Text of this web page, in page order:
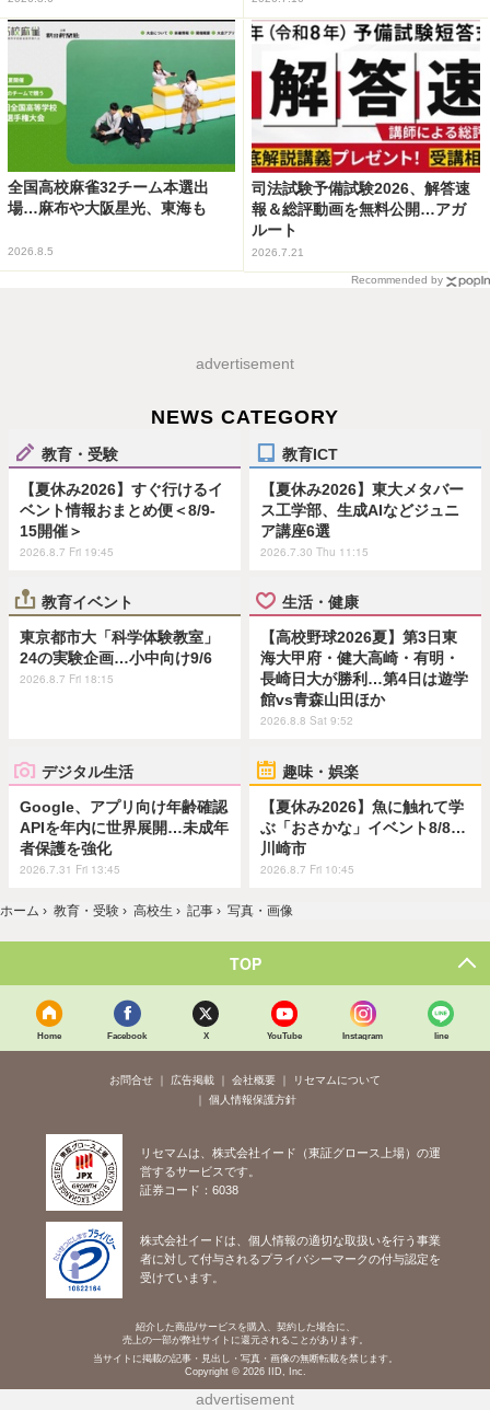
全国高校麻雀32チーム本選出
場…麻布や大阪星光、東海も
2026.8.5
司法試験予備試験2026、解答速
報＆総評動画を無料公開…アガ
ルート
2026.7.21
Recommended by
advertisement
NEWS CATEGORY
教育・受験
【夏休み2026】すぐ行けるイ
ベント情報おまとめ便＜8/9-
15開催＞
2026.8.7 Fri 19:45
教育ICT
【夏休み2026】東大メタバー
ス工学部、生成AIなどジュニ
ア講座6選
2026.7.30 Thu 11:15
教育イベント
東京都市大「科学体験教室」
24の実験企画…小中向け9/6
2026.8.7 Fri 18:15
生活・健康
【高校野球2026夏】第3日東
海大甲府・健大高崎・有明・
長崎日大が勝利…第4日は遊学
館vs青森山田ほか
2026.8.8 Sat 9:52
デジタル生活
Google、アプリ向け年齢確認
APIを年内に世界展開…未成年
者保護を強化
2026.7.31 Fri 13:45
趣味・娯楽
【夏休み2026】魚に触れて学
ぶ「おさかな」イベント8/8…
川崎市
2026.8.7 Fri 10:45
ホーム › 教育・受験 › 高校生 › 記事 › 写真・画像
TOP
Home Facebook X YouTube Instagram line
お問合せ 広告掲載 会社概要
リセマムについて
個人情報保護方針
リセマムは、株式会社イード（東証グロース上場）の運
営するサービスです。
証券コード：6038
株式会社イードは、個人情報の適切な取扱いを行う事業
者に対して付与されるプライバシーマークの付与認定を
受けています。
紹介した商品/サービスを購入、契約した場合に、
売上の一部が弊社サイトに還元されることがあります。
当サイトに掲載の記事・見出し・写真・画像の無断転載を禁じます。
Copyright © 2026 IID, Inc.
advertisement